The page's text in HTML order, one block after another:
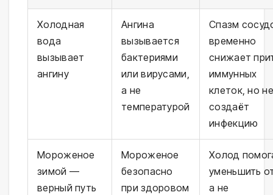
Холодная
вода
вызывает
ангину
Ангина
вызывается
бактериями
или вирусами,
а не
температурой
Спазм
временно
снижает
иммунных
клеток, но не
создаёт
инфекцию
Мороженое
зимой —
верный путь
Мороженое
безопасно
при здоровом
Холод
уменьшить
а не